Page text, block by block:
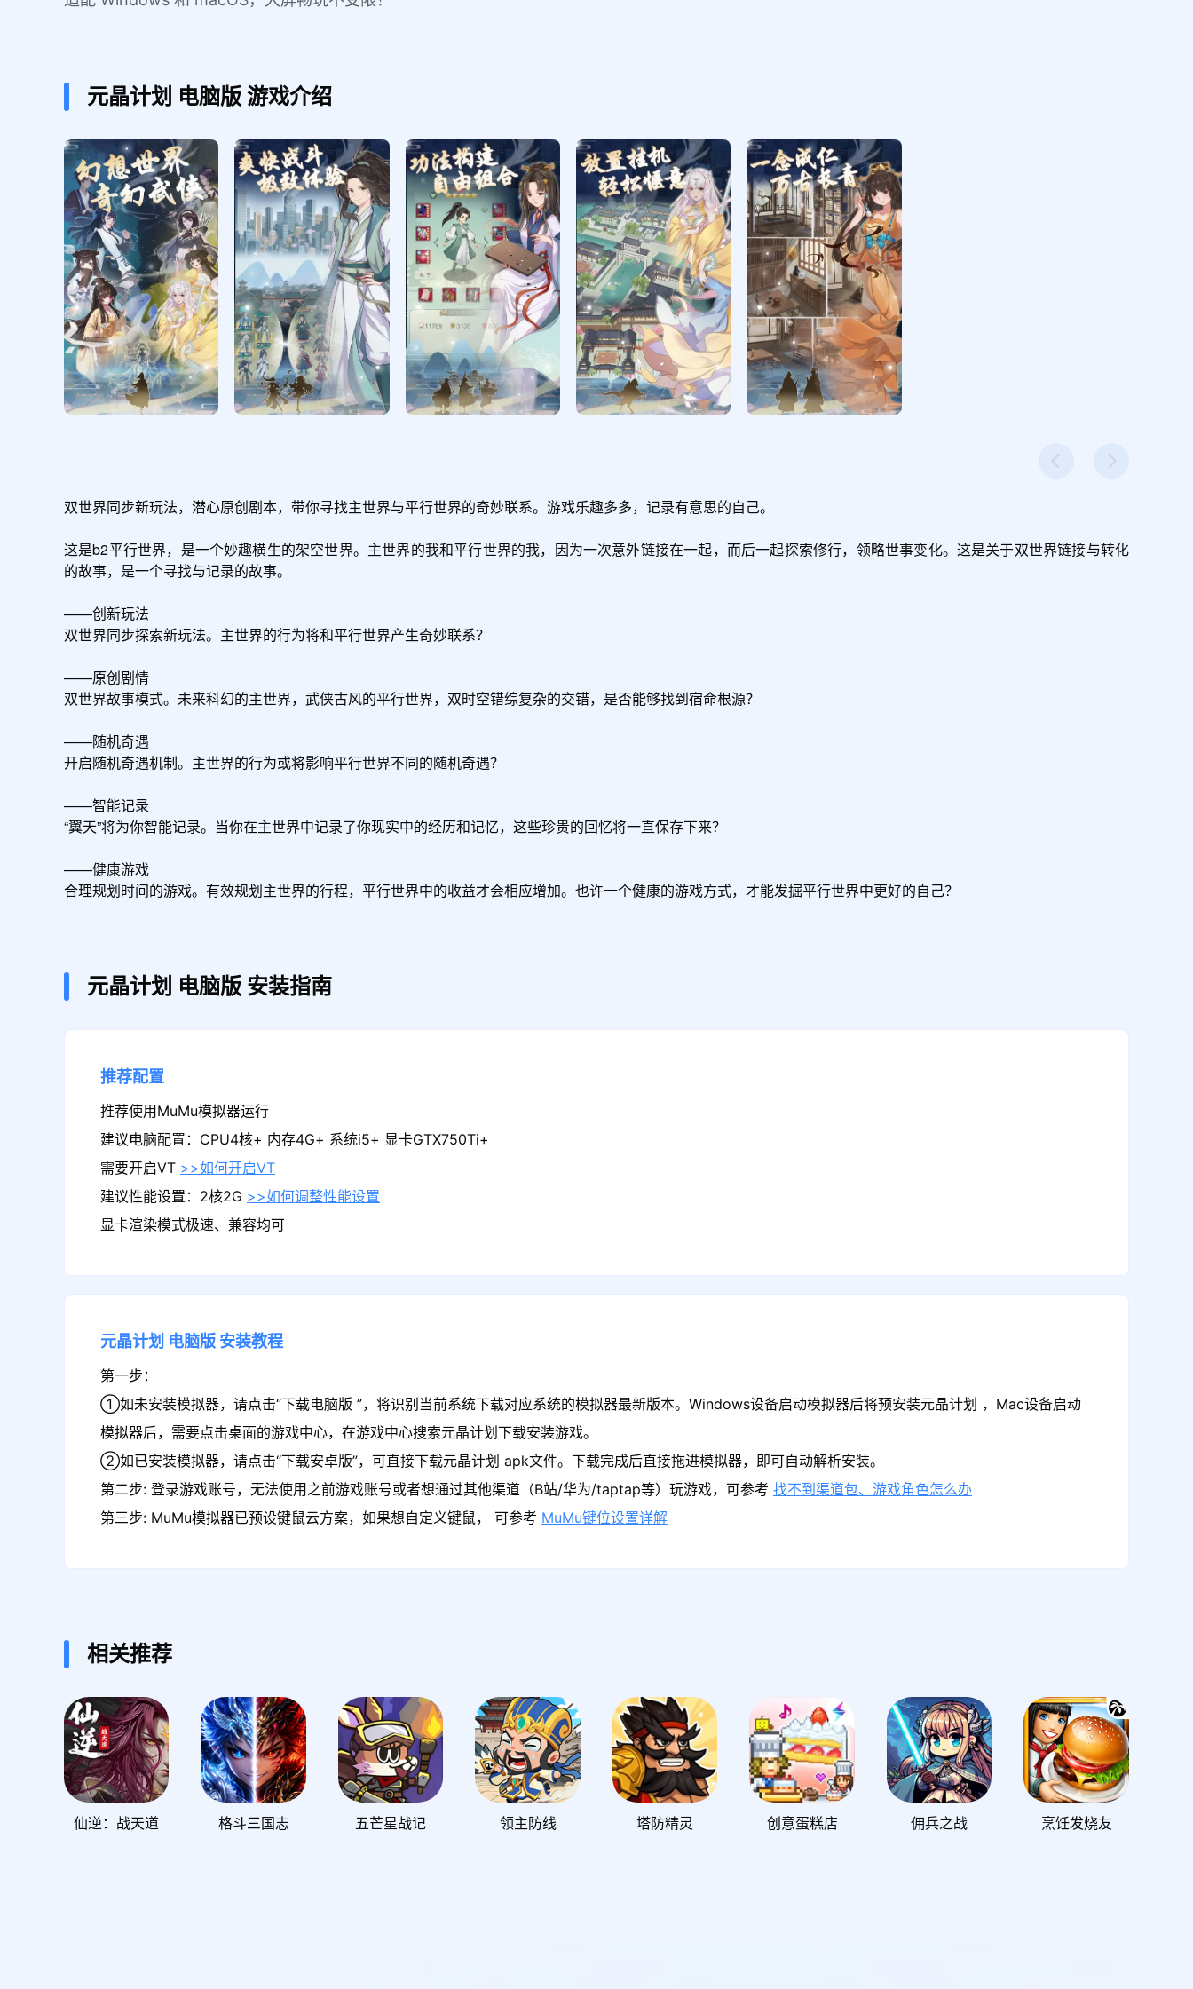
元晶计划 电脑版 游戏介绍
双世界同步新玩法，潜心原创剧本，带你寻找主世界与平行世界的奇妙联系。游戏乐趣多多，记录有意思的自己。
这是b2平行世界，是一个妙趣横生的架空世界。主世界的我和平行世界的我，因为一次意外链接在一起，而后一起探索修行，领略世事变化。这是关于双世界链接与转化
的故事，是一个寻找与记录的故事。
——创新玩法
双世界同步探索新玩法。主世界的行为将和平行世界产生奇妙联系？
——原创剧情
双世界故事模式。未来科幻的主世界，武侠古风的平行世界，双时空错综复杂的交错，是否能够找到宿命根源？
——随机奇遇
开启随机奇遇机制。主世界的行为或将影响平行世界不同的随机奇遇？
——智能记录
“翼天”将为你智能记录。当你在主世界中记录了你现实中的经历和记忆，这些珍贵的回忆将一直保存下来？
——健康游戏
合理规划时间的游戏。有效规划主世界的行程，平行世界中的收益才会相应增加。也许一个健康的游戏方式，才能发掘平行世界中更好的自己？
元晶计划 电脑版 安装指南
推荐配置
推荐使用MuMu模拟器运行
建议电脑配置：CPU4核+ 内存4G+ 系统i5+ 显卡GTX750Ti+
需要开启VT >>如何开启VT
建议性能设置：2核2G >>如何调整性能设置
显卡渲染模式极速、兼容均可
元晶计划 电脑版 安装教程
第一步：
①如未安装模拟器，请点击“下载电脑版 ”，将识别当前系统下载对应系统的模拟器最新版本。Windows设备启动模拟器后将预安装元晶计划 ，Mac设备启动
模拟器后，需要点击桌面的游戏中心，在游戏中心搜索元晶计划下载安装游戏。
②如已安装模拟器，请点击“下载安卓版”，可直接下载元晶计划 apk文件。下载完成后直接拖进模拟器，即可自动解析安装。
第二步: 登录游戏账号，无法使用之前游戏账号或者想通过其他渠道（B站/华为/taptap等）玩游戏，可参考 找不到渠道包、游戏角色怎么办
第三步: MuMu模拟器已预设键鼠云方案，如果想自定义键鼠， 可参考 MuMu键位设置详解
相关推荐
仙逆：战天道 格斗三国志 五芒星战记 领主防线 塔防精灵 创意蛋糕店 佣兵之战 烹饪发烧友